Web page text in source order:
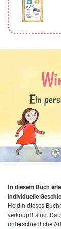
Ein
In diesem Buch
individuelle
Heldin dieses
verknüpft sind.
unterschiedliche